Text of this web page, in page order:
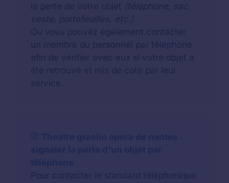
la perte de votre objet (téléphone, sac,
veste, portefeuilles, etc.)
Ou vous pouvez également contacter
un membre du personnel par téléphone
afin de vérifier avec eux si votre objet a
été retrouvé et mis de coté par leur
service.